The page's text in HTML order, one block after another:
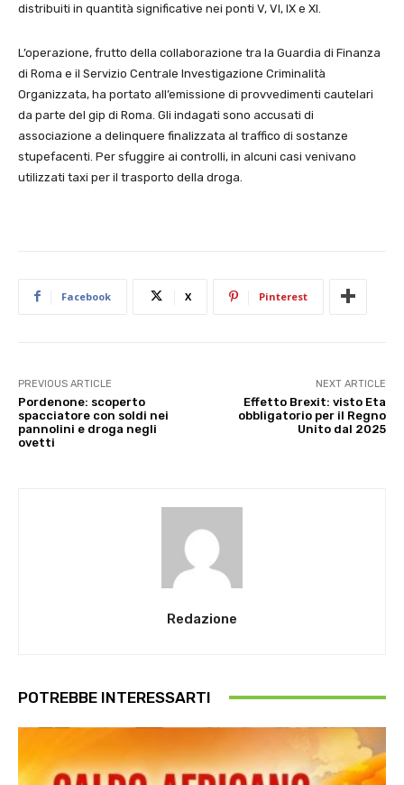
distribuiti in quantità significative nei ponti V, VI, IX e XI.
L’operazione, frutto della collaborazione tra la Guardia di Finanza
di Roma e il Servizio Centrale Investigazione Criminalità
Organizzata, ha portato all’emissione di provvedimenti cautelari
da parte del gip di Roma. Gli indagati sono accusati di
associazione a delinquere finalizzata al traffico di sostanze
stupefacenti. Per sfuggire ai controlli, in alcuni casi venivano
utilizzati taxi per il trasporto della droga.
Facebook X Pinterest
PREVIOUS ARTICLE
Pordenone: scoperto
spacciatore con soldi nei
pannolini e droga negli
ovetti
NEXT ARTICLE
Effetto Brexit: visto Eta
obbligatorio per il Regno
Unito dal 2025
Redazione
POTREBBE INTERESSARTI